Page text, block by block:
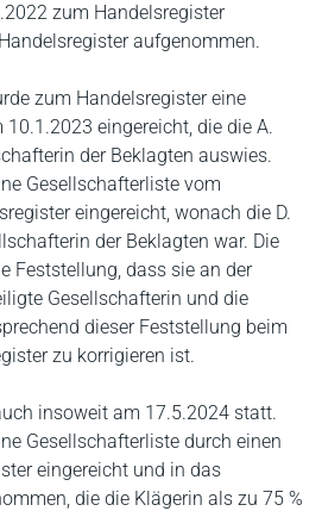
zum Handelsregister
aufgenommen.
zum Handelsregister eine
eingereicht, die die A.
der Beklagten auswies.
Gesellschafterliste vom
eingereicht, wonach die D.
der Beklagten war. Die
Feststellung, dass sie an der
Gesellschafterin und die
dieser Feststellung beim
zu korrigieren ist.
insoweit am 17.5.2024 statt.
Gesellschafterliste durch einen
eingereicht und in das
die die Klägerin als zu 75 %